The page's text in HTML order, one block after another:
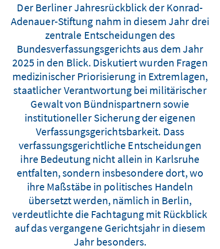
Der Berliner Jahresrückblick der Konrad-
Adenauer-Stiftung nahm in diesem Jahr drei
zentrale Entscheidungen des
Bundesverfassungsgerichts aus dem Jahr
2025 in den Blick. Diskutiert wurden Fragen
medizinischer Priorisierung in Extremlagen,
staatlicher Verantwortung bei militärischer
Gewalt von Bündnispartnern sowie
institutioneller Sicherung der eigenen
Verfassungsgerichtsbarkeit. Dass
verfassungsgerichtliche Entscheidungen
ihre Bedeutung nicht allein in Karlsruhe
entfalten, sondern insbesondere dort, wo
ihre Maßstäbe in politisches Handeln
übersetzt werden, nämlich in Berlin,
verdeutlichte die Fachtagung mit Rückblick
auf das vergangene Gerichtsjahr in diesem
Jahr besonders.